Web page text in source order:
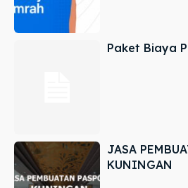
Paket Biaya
JASA
KUNINGAN